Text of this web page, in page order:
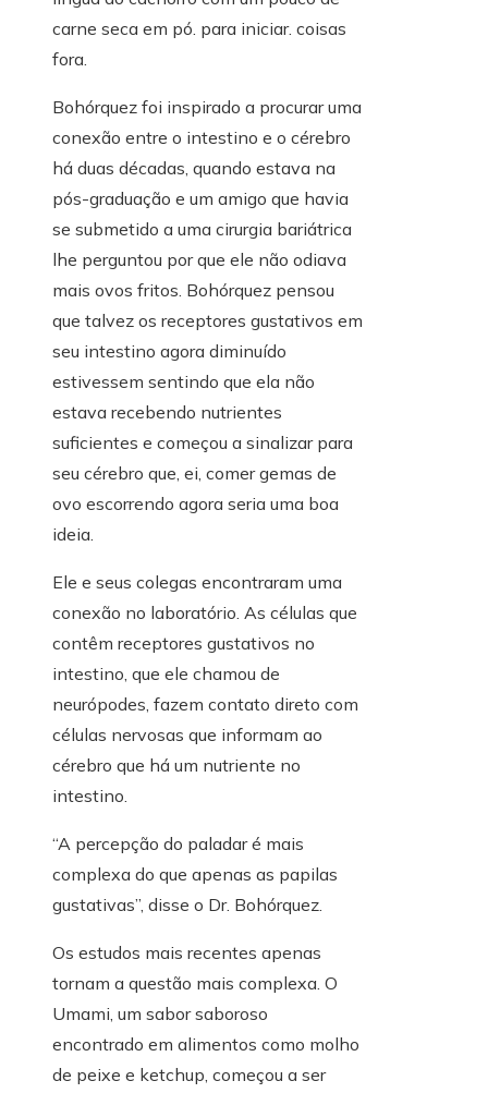
carne seca em pó. para iniciar. coisas
fora.
Bohórquez foi inspirado a procurar uma
conexão entre o intestino e o cérebro
há duas décadas, quando estava na
pós-graduação e um amigo que havia
se submetido a uma cirurgia bariátrica
lhe perguntou por que ele não odiava
mais ovos fritos. Bohórquez pensou
que talvez os receptores gustativos em
seu intestino agora diminuído
estivessem sentindo que ela não
estava recebendo nutrientes
suficientes e começou a sinalizar para
seu cérebro que, ei, comer gemas de
ovo escorrendo agora seria uma boa
ideia.
Ele e seus colegas encontraram uma
conexão no laboratório. As células que
contêm receptores gustativos no
intestino, que ele chamou de
neurópodes, fazem contato direto com
células nervosas que informam ao
cérebro que há um nutriente no
intestino.
“A percepção do paladar é mais
complexa do que apenas as papilas
gustativas”, disse o Dr. Bohórquez.
Os estudos mais recentes apenas
tornam a questão mais complexa. O
Umami, um sabor saboroso
encontrado em alimentos como molho
de peixe e ketchup, começou a ser